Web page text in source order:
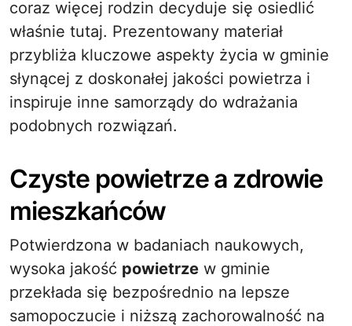
coraz więcej rodzin decyduje się osiedlić
właśnie tutaj. Prezentowany materiał
przybliża kluczowe aspekty życia w gminie
słynącej z doskonałej jakości powietrza i
inspiruje inne samorządy do wdrażania
podobnych rozwiązań.
Czyste powietrze a zdrowie
mieszkańców
Potwierdzona w badaniach naukowych,
wysoka jakość powietrze w gminie
przekłada się bezpośrednio na lepsze
samopoczucie i niższą zachorowalność na